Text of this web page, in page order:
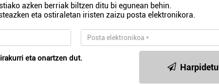
azken berriak biltzen ditu bi egunean behin.
eta ostiraletan iristen zaizu posta elektronikora.
irakurri eta onartzen dut.
Harpidetu